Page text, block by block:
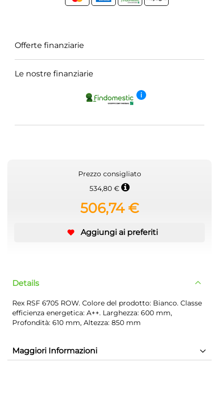
Prezzo consigliato
534,80 €
506,74 €
Aggiungi ai preferiti
Offerte finanziarie
Le nostre finanziarie
i
Details
Rex RSF 6705 ROW. Colore del prodotto: Bianco. Classe
efficienza energetica: A++. Larghezza: 600 mm,
Profondità: 610 mm, Altezza: 850 mm
Maggiori Informazioni